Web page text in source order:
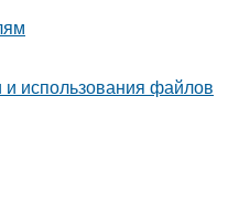
и использования файлов